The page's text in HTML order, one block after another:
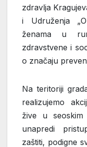
zdravlja
i Udruženja
ženama u
zdravstvene i
o značaju
Na teritoriji
realizujemo
žive u
unapredi
zaštiti, podigne